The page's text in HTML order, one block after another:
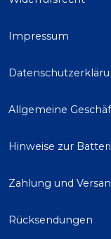
Impressum
Allgemeine
Hinweise zur
Zahlung und
Rücksendungen